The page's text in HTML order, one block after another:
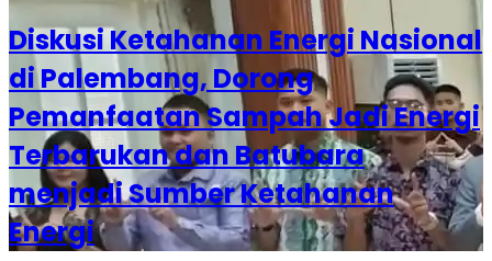
Diskusi Ketahanan Energi Nasional
di Palembang, Dorong
Pemanfaatan Sampah Jadi Energi
Terbarukan dan Batubara
menjadi Sumber Ketahanan
Energi